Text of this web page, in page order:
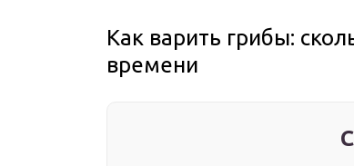
Как варить грибы:
времени